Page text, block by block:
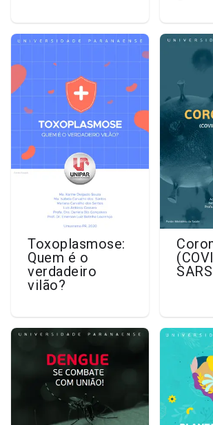
Toxoplasmose:
Quem é o
verdadeiro
vilão?